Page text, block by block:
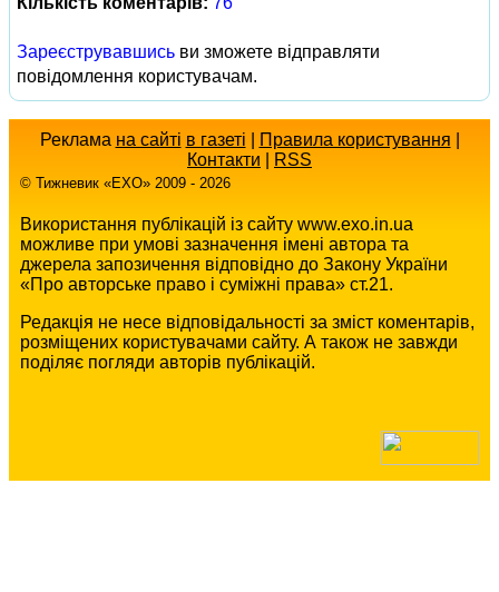
Зареєструвавшись ви зможете відправляти
повідомлення користувачам.
Реклама на сайті в газеті Правила користування
Контакти
RSS
© Тижневик «EХO» 2009 - 2026
Використання публікацій із сайту www.exo.in.ua
можливе при умові зазначення імені автора та
джерела запозичення відповідно до Закону України
«Про авторське право і суміжні права» ст.21.
Редакція не несе відповідальності за зміст коментарів,
розміщених користувачами сайту. А також не завжди
поділяє погляди авторів публікацій.